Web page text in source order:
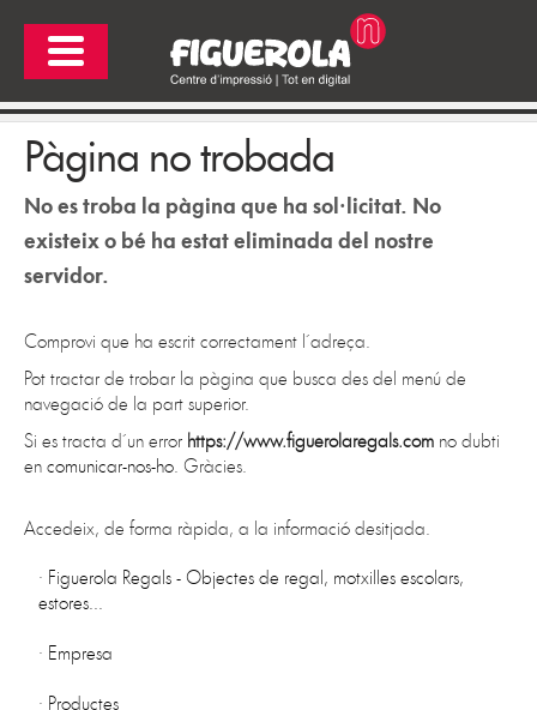
Pàgina no trobada
No es troba la pàgina que ha sol·licitat. No
existeix o bé ha estat eliminada del nostre
servidor.
Comprovi que ha escrit correctament l´adreça.
Pot tractar de trobar la pàgina que busca des del menú de
navegació de la part superior.
Si es tracta d´un error https://www.figuerolaregals.comno dubti
encomunicar-nos-ho. Gràcies.
Accedeix, de forma ràpida, a la informació desitjada.
· Figuerola Regals - Objectes de regal, motxilles escolars,
estores...
· Empresa
· Productes